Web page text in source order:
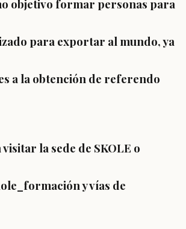
objetivo formar personas para
para exportar al mundo, ya
a la obtención de referendo
la sede de SKOLE o
y vías de